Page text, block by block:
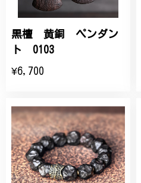
黒檀 黄銅 ペンダン
ト 0103
¥6,700